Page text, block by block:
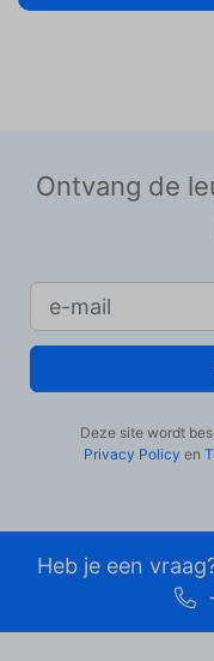
Ontvang de
Deze site wordt
Privacy Policy en
Heb je een